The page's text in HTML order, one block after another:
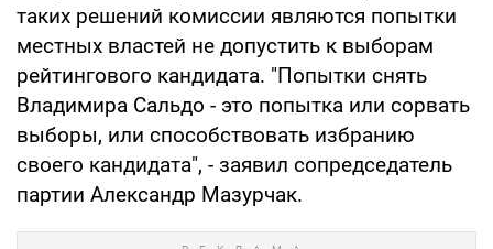
таких решений комиссии являются попытки
местных властей не допустить к выборам
рейтингового кандидата. "Попытки снять
Владимира Сальдо - это попытка или сорвать
выборы, или способствовать избранию
своего кандидата", - заявил сопредседатель
партии Александр Мазурчак.